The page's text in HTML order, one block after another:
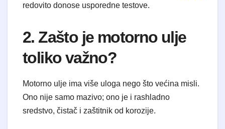
redovito donose usporedne testove.
2. Zašto je motorno ulje
toliko važno?
Motorno ulje ima više uloga nego što većina misli.
Ono nije samo mazivo; ono je i rashladno
sredstvo, čistač i zaštitnik od korozije.